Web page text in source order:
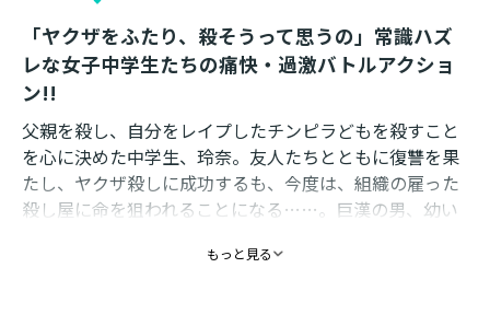
「ヤクザをふたり、殺そうって思うの」常識ハズ
レな女子中学生たちの痛快・過激バトルアクショ
ン!!
父親を殺し、自分をレイプしたチンピラどもを殺すこと
を心に決めた中学生、玲奈。友人たちとともに復讐を果
たし、ヤクザ殺しに成功するも、今度は、組織の雇った
殺し屋に命を狙われることになる……。巨漢の男、幼い
玲奈たちは命を繋ぎ止め復讐を果たすことができるの
もっと見る